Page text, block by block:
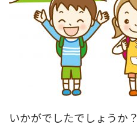
いかがでしたでしょうか？